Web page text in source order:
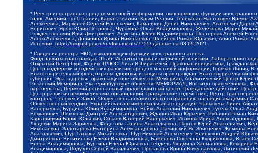
* Реестр иностранных средств массовой информации, выполняющих функции иностранного
Голос Америки, Idel.Реалии, Кавказ.Реалии, Крым.Реалии, Телеканал Настоящее Время,
Алексеевна, Маркелов Сергей Евгеньевич, Камалягин Денис Николаевич, Апахончич
Борисович, Ярош Юлия Петровна, Чуракова Ольга Владимировна, Железнова Мария
Рождественский Илья Дмитриевич, Апухтина Юлия Владимировна, Постернак Алексей
Алеся Алексеевна, Долинина Ирина Николаевна, Шлейнов Роман Юрьевич, Анин Роман
Источник: https://minjust.gov.ru/ru/documents/7755/ данные на 03.09.2021
* Сведения реестра НКО, выполняющих функции иностранного агента:
Фонд защиты прав граждан Штаб, Институт права и публичной политики, Лаборатория
Открытый Петербург, Феникс ПЛЮС, Лига Избирателей, Правовая инициатива,
Центр поддержки и содействия развитию средств массовой информации, Горячая Линия,
Благотворительный фонд охраны здоровья и защиты прав граждан, Благотворительный
губерния, Эра здоровья, правозащитное общество Мемориал, Аналитический Центр
Рязанский Мемориал, Екатеринбургское общество МЕМОРИАЛ, Институт прав человека,
партнерства, Пермский региональный правозащитный центр, Гражданское действие,
Центр развития некоммерческих организаций, Гражданское содействие, Центр
контроль, Человек и Закон, Общественная комиссия по сохранению наследия
Общественный вердикт, Евразийская антимонопольная ассоциация, Чанышева Лилия
Валерьевна, Бурдина Юлия Владимировна, Бойко Анатолий Николаевич, Гусева Ольга
Бекханович, Шевченко Дмитрий Александрович, Жданов Иван Юрьевич, Рубанов Роман
Каргалицкий Борис Юльевич, Созаев Валерий Валерьевич, Исакова Ирина
Людевиг Марина Зариевна, Федотова Галина Анатольевна, Паутов Юрий Анатольевич,
Николаевна, Золотарева Екатерина Александровна, Рачинский Ян Збигневич, Жемкова
Анатольевич, Щур Татьяна Михайловна, Щур Николай Алексеевич, Блинушов Андрей
Дмитриевна, Вититинова Елена Владимировна, Баженова Светлана Куприяновна, Исаев
Елена Владимировна, Буртина Елена Юрьевна, Гендель Людмила Залмановна, Кокорина
Владимировна, Подузов Сергей Васильевич, Протасова Ирина Вячеславовна, Литинский